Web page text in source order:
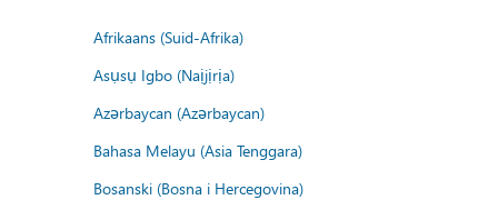
Afrikaans (Suid-Afrika)
Asụsụ Igbo (Naịjịrịa)
Azərbaycan (Azərbaycan)
Bahasa Melayu (Asia Tenggara)
Bosanski (Bosna i Hercegovina)